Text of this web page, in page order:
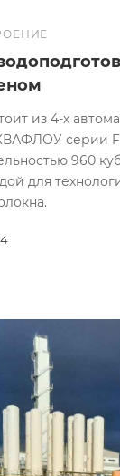
из 4-х
серии
960
для